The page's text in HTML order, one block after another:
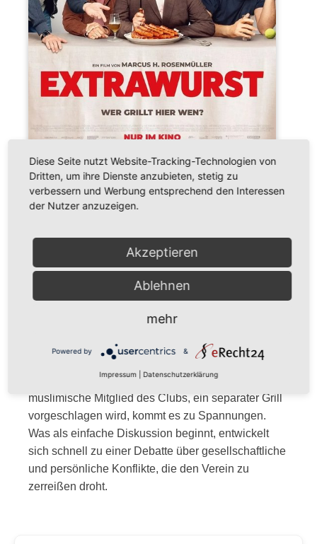
Trailer
Extrawurst
Genre: Komödie, Drama | Dauer: 100 Minuten |
Erscheinungsdatum: 15.01.2026 | Mehr Infos auf
in Begleitung der Eltern
In einem Tennisclub im ländlichen Deutschland
werden die Vorbereitungen für das Sommerfest von
Heribert geleitet. Als für Erol, das einzige
muslimische Mitglied des Clubs, ein separater Grill
vorgeschlagen wird, kommt es zu Spannungen.
Was als einfache Diskussion beginnt, entwickelt
sich schnell zu einer Debatte über gesellschaftliche
und persönliche Konflikte, die den Verein zu
zerreißen droht.
Diese Seite nutzt Website-Tracking-Technologien von
Dritten, um ihre Dienste anzubieten, stetig zu
verbessern und Werbung entsprechend den Interessen
der Nutzer anzuzeigen.
Akzeptieren
Ablehnen
mehr
Powered by &
Impressum Datenschutzerklärung